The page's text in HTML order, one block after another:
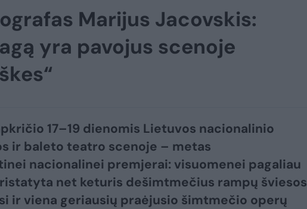
Marijus Jacovskis:
yra pavojus scenoje
17–19 dienomis Lietuvos nacionalinio
ir baleto teatro scenoje – metas
nacionalinei premjerai: visuomenei pagaliau
net keturis dešimtmečius rampų šviesos
ir viena geriausių praėjusio šimtmečio operų